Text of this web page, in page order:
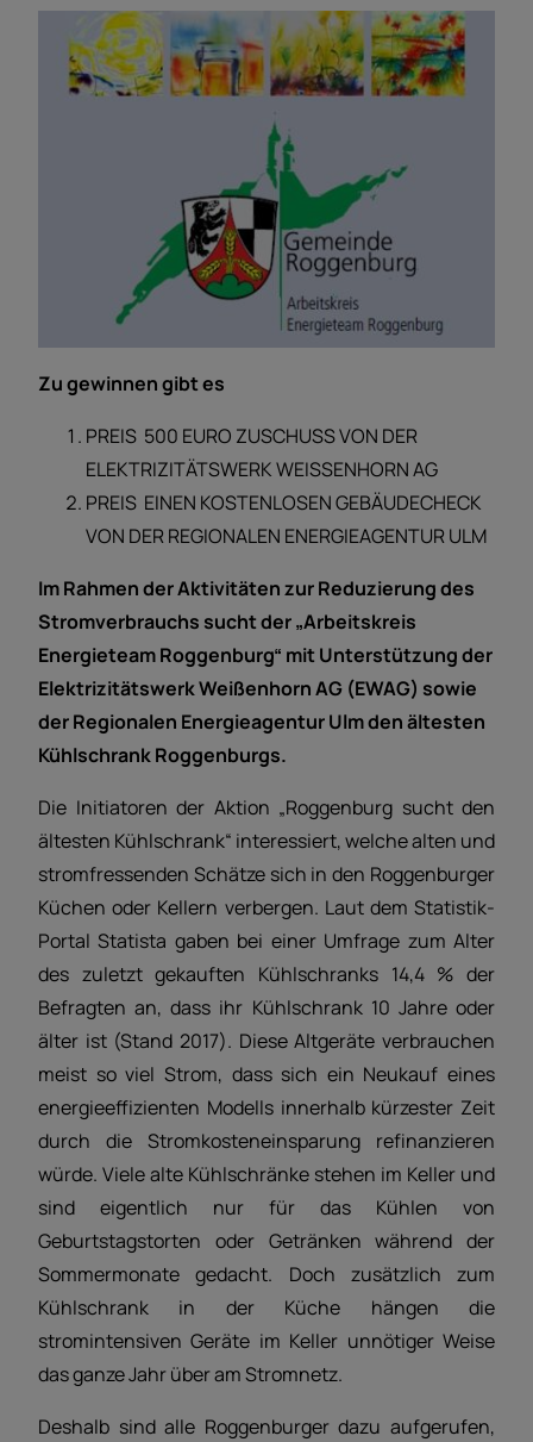
Zu gewinnen gibt es
PREIS 500 EURO ZUSCHUSS VON DER
ELEKTRIZITÄTSWERK WEISSENHORN AG
PREIS EINEN KOSTENLOSEN GEBÄUDECHECK
VON DER REGIONALEN ENERGIEAGENTUR ULM
Im Rahmen der Aktivitäten zur Reduzierung des
Stromverbrauchs sucht der „Arbeitskreis
Energieteam Roggenburg“ mit Unterstützung der
Elektrizitätswerk Weißenhorn AG (EWAG) sowie
der Regionalen Energieagentur Ulm den ältesten
Kühlschrank Roggenburgs.
Die Initiatoren der Aktion „Roggenburg sucht den
ältesten Kühlschrank“ interessiert, welche alten und
stromfressenden Schätze sich in den Roggenburger
Küchen oder Kellern verbergen. Laut dem Statistik-
Portal Statista gaben bei einer Umfrage zum Alter
des zuletzt gekauften Kühlschranks 14,4 % der
Befragten an, dass ihr Kühlschrank 10 Jahre oder
älter ist (Stand 2017). Diese Altgeräte verbrauchen
meist so viel Strom, dass sich ein Neukauf eines
energieeffizienten Modells innerhalb kürzester Zeit
durch die Stromkosteneinsparung refinanzieren
würde. Viele alte Kühlschränke stehen im Keller und
sind eigentlich nur für das Kühlen von
Geburtstagstorten oder Getränken während der
Sommermonate gedacht. Doch zusätzlich zum
Kühlschrank in der Küche hängen die
stromintensiven Geräte im Keller unnötiger Weise
das ganze Jahr über am Stromnetz.
Deshalb sind alle Roggenburger dazu aufgerufen,